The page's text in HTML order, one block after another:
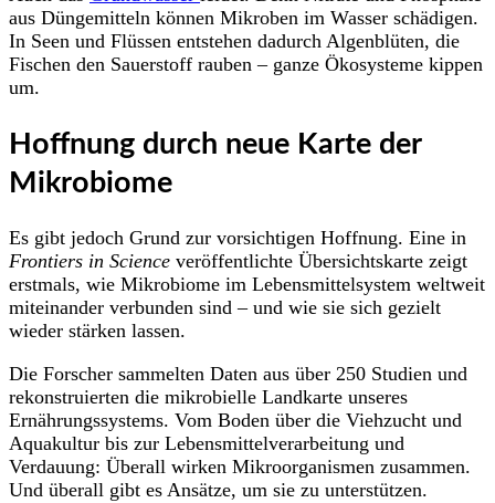
aus Düngemitteln können Mikroben im Wasser schädigen.
In Seen und Flüssen entstehen dadurch Algenblüten, die
Fischen den Sauerstoff rauben – ganze Ökosysteme kippen
um.
Hoffnung durch neue Karte der
Mikrobiome
Es gibt jedoch Grund zur vorsichtigen Hoffnung. Eine in
Frontiers in Science veröffentlichte Übersichtskarte zeigt
erstmals, wie Mikrobiome im Lebensmittelsystem weltweit
miteinander verbunden sind – und wie sie sich gezielt
wieder stärken lassen.
Die Forscher sammelten Daten aus über 250 Studien und
rekonstruierten die mikrobielle Landkarte unseres
Ernährungssystems. Vom Boden über die Viehzucht und
Aquakultur bis zur Lebensmittelverarbeitung und
Verdauung: Überall wirken Mikroorganismen zusammen.
Und überall gibt es Ansätze, um sie zu unterstützen.